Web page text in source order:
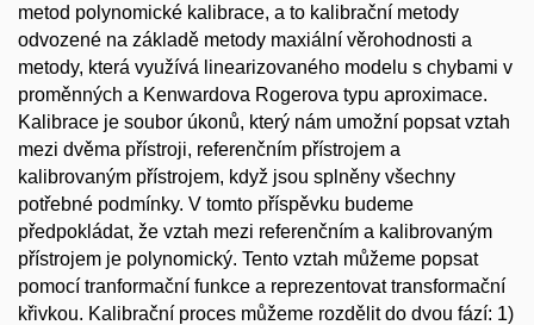
metod polynomické kalibrace, a to kalibrační metody
odvozené na základě metody maxiální věrohodnosti a
metody, která využívá linearizovaného modelu s chybami v
proměnných a Kenwardova Rogerova typu aproximace.
Kalibrace je soubor úkonů, který nám umožní popsat vztah
mezi dvěma přístroji, referenčním přístrojem a
kalibrovaným přístrojem, když jsou splněny všechny
potřebné podmínky. V tomto příspěvku budeme
předpokládat, že vztah mezi referenčním a kalibrovaným
přístrojem je polynomický. Tento vztah můžeme popsat
pomocí tranformační funkce a reprezentovat transformační
křivkou. Kalibrační proces můžeme rozdělit do dvou fází: 1)